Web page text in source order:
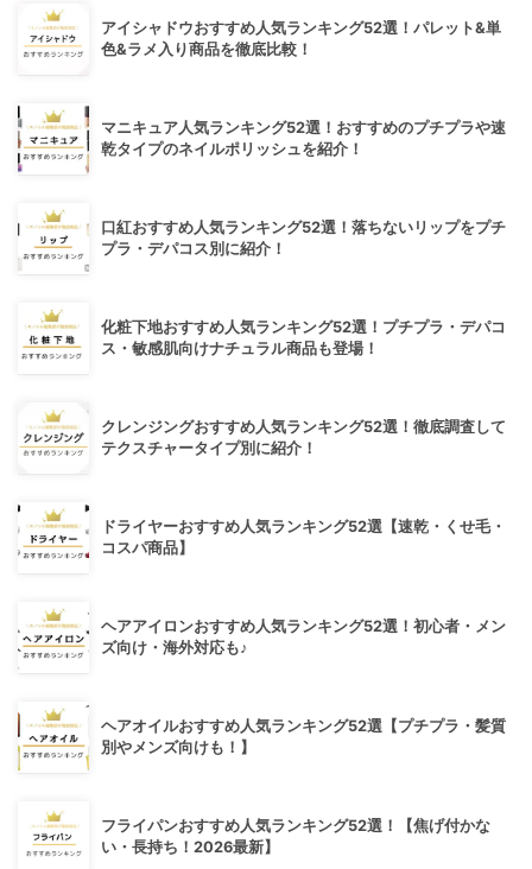
アイシャドウおすすめ人気ランキング52選！パレット&単
色&ラメ入り商品を徹底比較！
マニキュア人気ランキング52選！おすすめのプチプラや速
乾タイプのネイルポリッシュを紹介！
口紅おすすめ人気ランキング52選！落ちないリップをプチ
プラ・デパコス別に紹介！
化粧下地おすすめ人気ランキング52選！プチプラ・デパコ
ス・敏感肌向けナチュラル商品も登場！
クレンジングおすすめ人気ランキング52選！徹底調査して
テクスチャータイプ別に紹介！
ドライヤーおすすめ人気ランキング52選【速乾・くせ毛・
コスパ商品】
ヘアアイロンおすすめ人気ランキング52選！初心者・メン
ズ向け・海外対応も♪
ヘアオイルおすすめ人気ランキング52選【プチプラ・髪質
別やメンズ向けも！】
フライパンおすすめ人気ランキング52選！【焦げ付かな
い・長持ち！2026最新】